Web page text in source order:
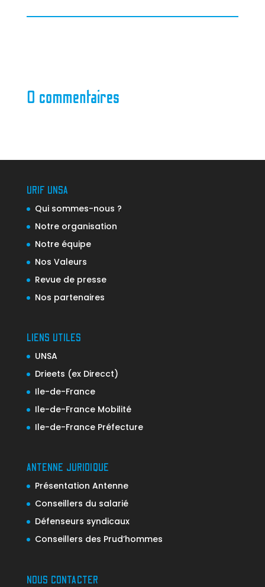
0 commentaires
URIF UNSA
Qui sommes-nous ?
Notre organisation
Notre équipe
Nos Valeurs
Revue de presse
Nos partenaires
LIENS UTILES
UNSA
Drieets (ex Direcct)
Ile-de-France
Ile-de-France Mobilité
Ile-de-France Préfecture
ANTENNE JURIDIQUE
Présentation Antenne
Conseillers du salarié
Défenseurs syndicaux
Conseillers des Prud’hommes
NOUS CONTACTER